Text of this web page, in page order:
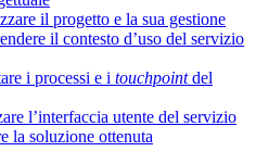
il progetto e la sua gestione
il contesto d’uso del servizio
i processi e i touchpointdel
l’interfaccia utente del servizio
la soluzione ottenuta